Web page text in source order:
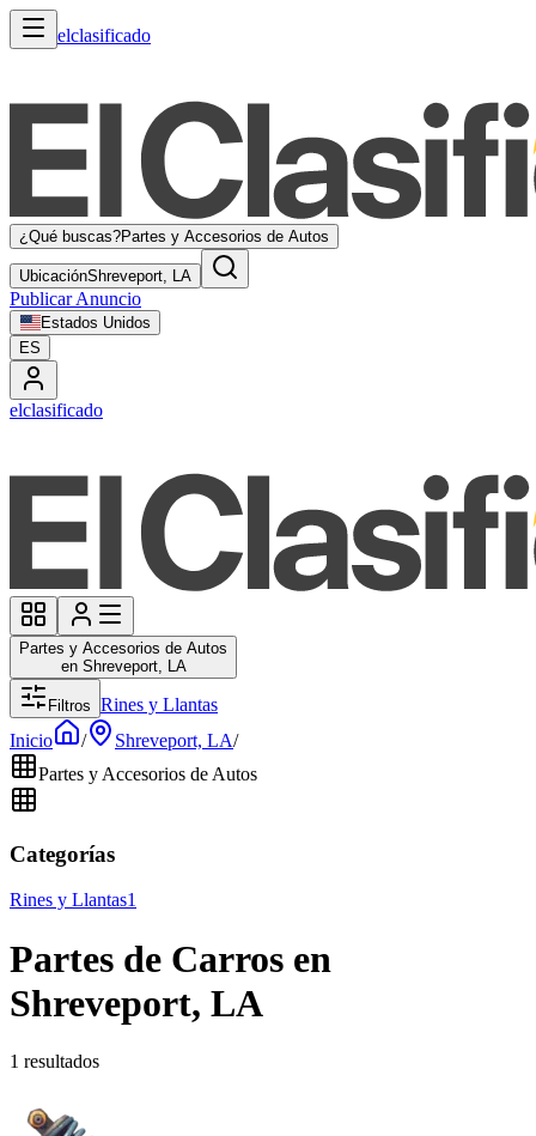
elclasificado
¿Qué buscas?Partes y Accesorios de Autos
UbicaciónShreveport, LA
Publicar Anuncio
Estados Unidos
ES
elclasificado
Partes y Accesorios de Autos
en Shreveport, LA
Filtros Rines y Llantas
Inicio
/ Shreveport, LA/
Partes y Accesorios de Autos
Categorías
Rines y Llantas1
Partes de Carros en
Shreveport, LA
1 resultados